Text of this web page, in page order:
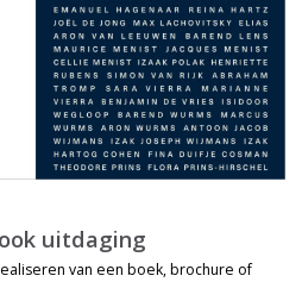
uitdaging
van een boek, brochure of